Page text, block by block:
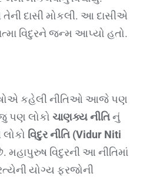
દાસી મોકલી. આ દાસીએ
વિદુરને જન્મ આપ્યો હતો.
કહેલી નીતિઓ આજે પણ
પણ લોકો ચાણક્ય નીતિનું
વિદુર નીતિ (Vidur Niti
મહાપુરુષ વિદુરની આ નીતિમાં
યોગ્ય ફરજોની